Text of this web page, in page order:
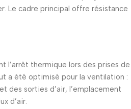
Le cadre principal offre résistance
l’arrêt thermique lors des prises de
a été optimisé pour la ventilation :
des sorties d’air, l’emplacement
d’air.